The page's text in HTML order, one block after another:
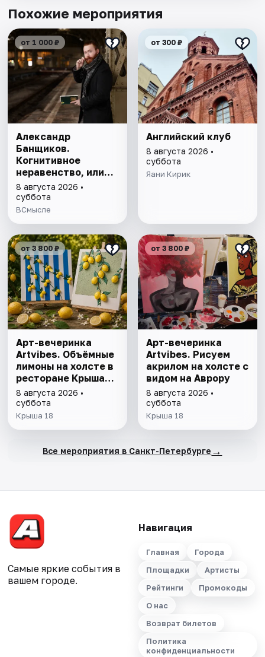
Похожие мероприятия
от 1 000 ₽
Александр
Банщиков.
Когнитивное
неравенство, или
почему умные
умнеют, а глупые
глупеют
8 августа 2026 •
суббота
ВСмысле
от 300 ₽
Английский клуб
8 августа 2026 •
суббота
Яани Кирик
от 3 800 ₽
Арт-вечеринка
Artvibes. Объёмные
лимоны на холсте в
ресторане Крыша
18
8 августа 2026 •
суббота
Крыша 18
от 3 800 ₽
Арт-вечеринка
Artvibes. Рисуем
акрилом на холсте с
видом на Аврору
8 августа 2026 •
суббота
Крыша 18
Все мероприятия в Санкт-Петербурге →
Самые яркие события в
вашем городе.
Навигация
Главная
Города
Площадки
Артисты
Рейтинги
Промокоды
О нас
Возврат билетов
Политика
конфиденциальности